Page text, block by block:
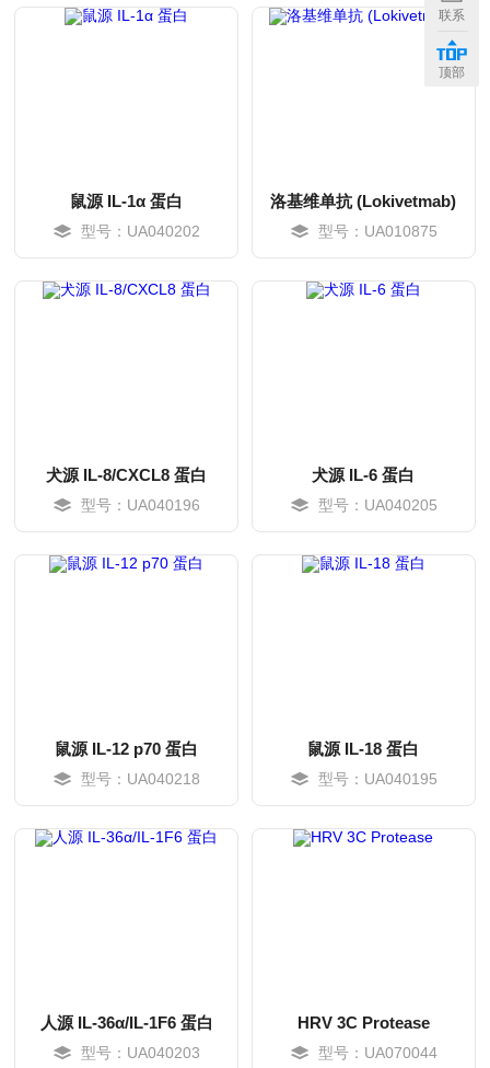
鼠源 IL-1α 蛋白
型号：UA040202
洛基维单抗 (Lokivetmab)
型号：UA010875
犬源 IL-8/CXCL8 蛋白
型号：UA040196
犬源 IL-6 蛋白
型号：UA040205
鼠源 IL-12 p70 蛋白
型号：UA040218
鼠源 IL-18 蛋白
型号：UA040195
人源 IL-36α/IL-1F6 蛋白
型号：UA040203
HRV 3C Protease
型号：UA070044
联系
顶部